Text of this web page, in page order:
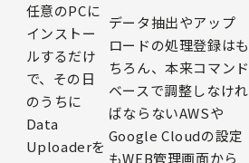
任意のPCに
インストー
ルするだけ
で、その日
のうちに
Data
Uploaderを
データ抽出やアップ
ロードの処理登録はも
ちろん、本来コマンド
ベースで調整しなけれ
ばならないAWSや
Google Cloudの設定
もWEB管理画⾯から